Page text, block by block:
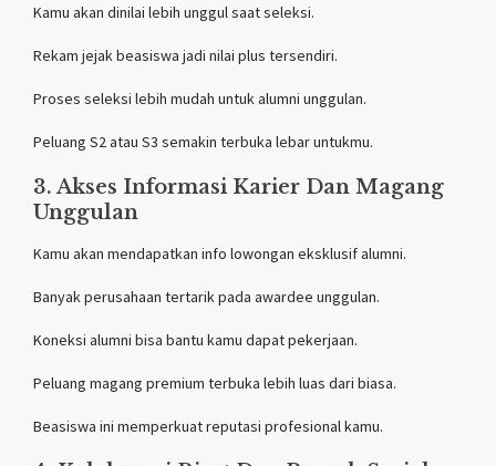
Kamu akan dinilai lebih unggul saat seleksi.
Rekam jejak beasiswa jadi nilai plus tersendiri.
Proses seleksi lebih mudah untuk alumni unggulan.
Peluang S2 atau S3 semakin terbuka lebar untukmu.
3. Akses Informasi Karier Dan Magang
Unggulan
Kamu akan mendapatkan info lowongan eksklusif alumni.
Banyak perusahaan tertarik pada awardee unggulan.
Koneksi alumni bisa bantu kamu dapat pekerjaan.
Peluang magang premium terbuka lebih luas dari biasa.
Beasiswa ini memperkuat reputasi profesional kamu.